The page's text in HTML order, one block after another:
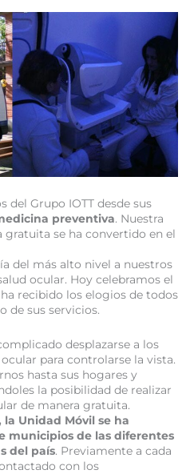
del Grupo IOTT desde sus
preventiva. Nuestra
gratuita se ha convertido en el
del más alto nivel a nuestros
ocular. Hoy celebramos el
recibido los elogios de todos
de sus servicios.
desplazarse a los
para controlarse la vista.
hasta sus hogares y
la posibilidad de realizar
de manera gratuita.
Unidad Móvil se ha
municipios de las diferentes
del país. Previamente a cada
con los